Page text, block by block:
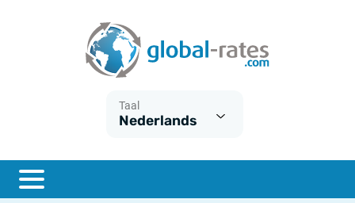
Taal
Nederlands
ESTER
Wat is CPI inflatie?
Wat is HICP inflatie?
Nederlandse inflatie - CPI
Euribor historie
SOFR historie
Inflatiecalculator